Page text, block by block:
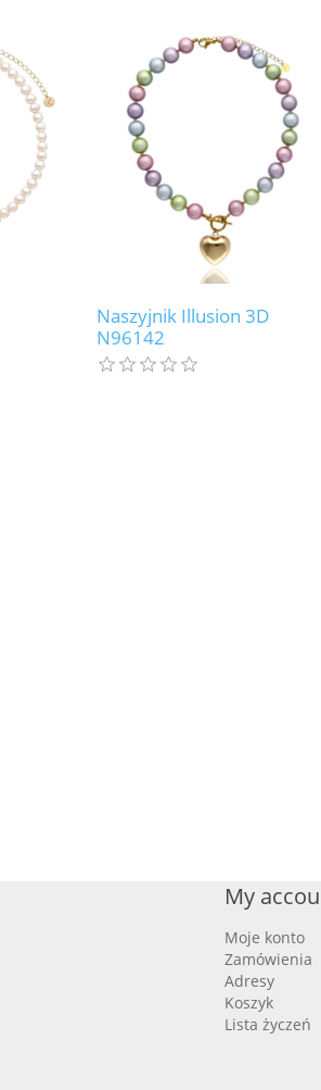
Naszyjnik Illusion 3D
N96142
My
Moje konto
Zamówienia
Adresy
Koszyk
Lista życzeń